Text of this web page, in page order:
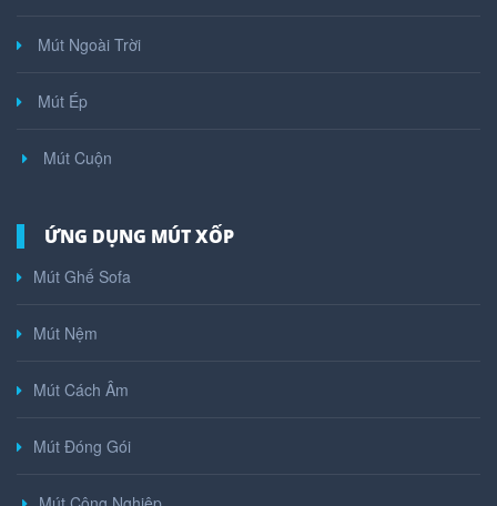
Mút Ngoài Trời
Mút Ép
Mút Cuộn
ỨNG DỤNG MÚT XỐP
Mút Ghế Sofa
Mút Nệm
Mút Cách Âm
Mút Đóng Gói